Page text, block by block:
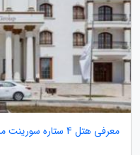
معرفی هتل 4 ستاره سورینت مریم کیش